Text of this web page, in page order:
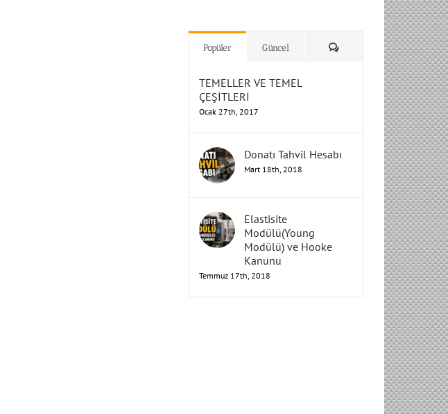
TEMELLER VE TEMEL
ÇEŞİTLERİ
Donatı Tahvil Hesabı
Elastisite
Modülü(Young
Modülü) ve Hooke
Kanunu